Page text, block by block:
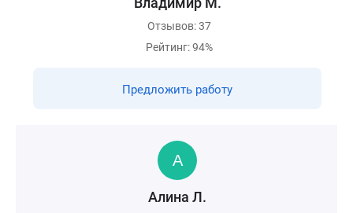
Отзывов: 37
Рейтинг: 94%
Предложить работу
Алина Л.